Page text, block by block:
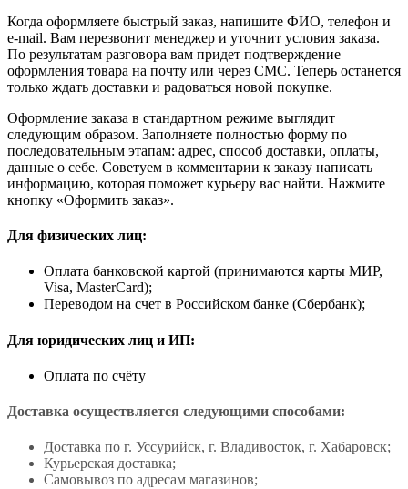
Когда оформляете быстрый заказ, напишите ФИО, телефон и
e-mail. Вам перезвонит менеджер и уточнит условия заказа.
По результатам разговора вам придет подтверждение
оформления товара на почту или через СМС. Теперь останется
только ждать доставки и радоваться новой покупке.
Оформление заказа в стандартном режиме выглядит
следующим образом. Заполняете полностью форму по
последовательным этапам: адрес, способ доставки, оплаты,
данные о себе. Советуем в комментарии к заказу написать
информацию, которая поможет курьеру вас найти. Нажмите
кнопку «Оформить заказ».
Для физических лиц:
Оплата банковской картой (принимаются карты МИР,
Visa, MasterCard);
Переводом на счет в Российском банке (Сбербанк);
Для юридических лиц и ИП:
Оплата по счёту
Доставка осуществляется следующими способами:
Доставка по г. Уссурийск, г. Владивосток, г. Хабаровск;
Курьерская доставка;
Самовывоз по адресам магазинов;